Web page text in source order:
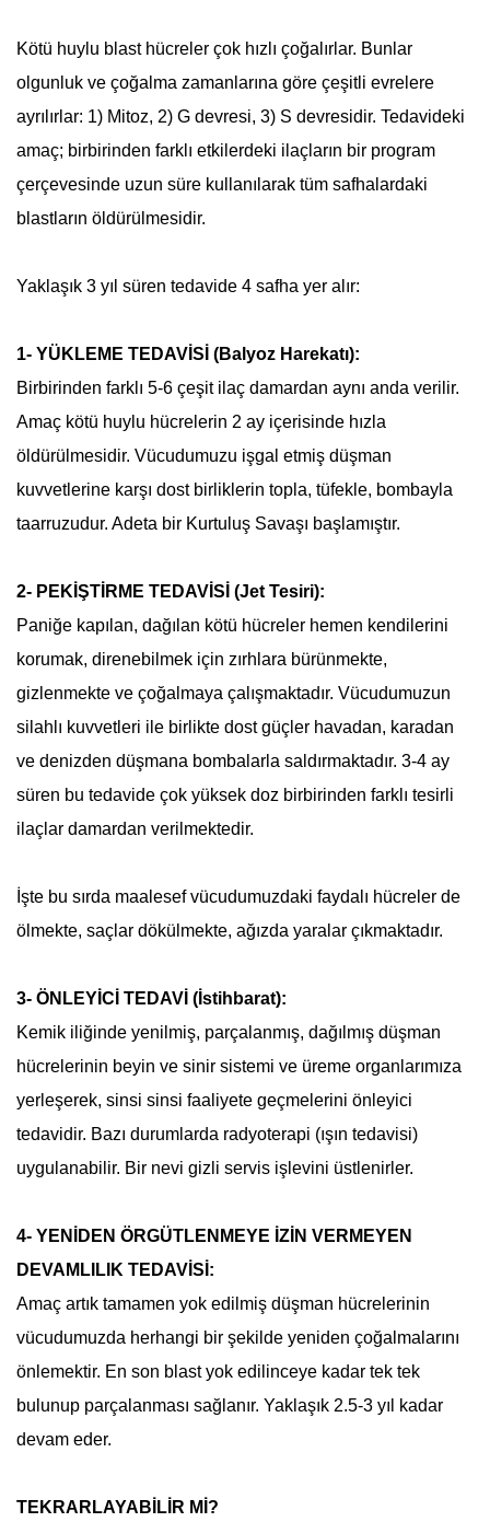
Kötü huylu blast hücreler çok hızlı çoğalırlar. Bunlar
olgunluk ve çoğalma zamanlarına göre çeşitli evrelere
ayrılırlar: 1) Mitoz, 2) G devresi, 3) S devresidir. Tedavideki
amaç; birbirinden farklı etkilerdeki ilaçların bir program
çerçevesinde uzun süre kullanılarak tüm safhalardaki
blastların öldürülmesidir.
Yaklaşık 3 yıl süren tedavide 4 safha yer alır:
1- YÜKLEME TEDAVİSİ (Balyoz Harekatı):
Birbirinden farklı 5-6 çeşit ilaç damardan aynı anda verilir.
Amaç kötü huylu hücrelerin 2 ay içerisinde hızla
öldürülmesidir. Vücudumuzu işgal etmiş düşman
kuvvetlerine karşı dost birliklerin topla, tüfekle, bombayla
taarruzudur. Adeta bir Kurtuluş Savaşı başlamıştır.
2- PEKİŞTİRME TEDAVİSİ (Jet Tesiri):
Paniğe kapılan, dağılan kötü hücreler hemen kendilerini
korumak, direnebilmek için zırhlara bürünmekte,
gizlenmekte ve çoğalmaya çalışmaktadır. Vücudumuzun
silahlı kuvvetleri ile birlikte dost güçler havadan, karadan
ve denizden düşmana bombalarla saldırmaktadır. 3-4 ay
süren bu tedavide çok yüksek doz birbirinden farklı tesirli
ilaçlar damardan verilmektedir.
İşte bu sırda maalesef vücudumuzdaki faydalı hücreler de
ölmekte, saçlar dökülmekte, ağızda yaralar çıkmaktadır.
3- ÖNLEYİCİ TEDAVİ (İstihbarat):
Kemik iliğinde yenilmiş, parçalanmış, dağılmış düşman
hücrelerinin beyin ve sinir sistemi ve üreme organlarımıza
yerleşerek, sinsi sinsi faaliyete geçmelerini önleyici
tedavidir. Bazı durumlarda radyoterapi (ışın tedavisi)
uygulanabilir. Bir nevi gizli servis işlevini üstlenirler.
4- YENİDEN ÖRGÜTLENMEYE İZİN VERMEYEN
DEVAMLILIK TEDAVİSİ:
Amaç artık tamamen yok edilmiş düşman hücrelerinin
vücudumuzda herhangi bir şekilde yeniden çoğalmalarını
önlemektir. En son blast yok edilinceye kadar tek tek
bulunup parçalanması sağlanır. Yaklaşık 2.5-3 yıl kadar
devam eder.
TEKRARLAYABİLİR Mİ?